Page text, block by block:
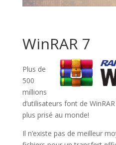
WinRAR 7
Plus de
500
millions
d’utilisateurs font de
plus prisé au monde!
Il n’existe pas de meilleur